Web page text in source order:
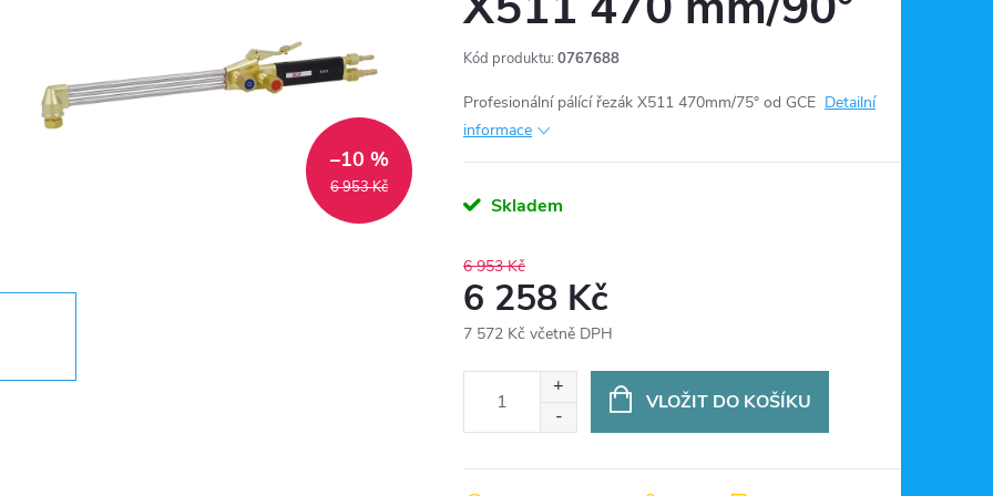
6 953 Kč
–10 %
Kód produktu: 0767688
Profesionální pálící řezák X511 470mm/75° od GCE Detailní
informace
Skladem
6 953 Kč
6 258 Kč
7 572 Kč včetně DPH
VLOŽIT DO KOŠÍKU